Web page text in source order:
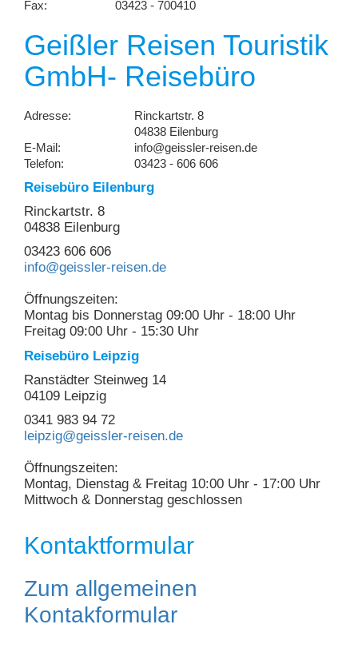
Fax:
03423 - 700410
Geißler Reisen Touristik
GmbH- Reisebüro
Adresse:
Rinckartstr. 8
04838 Eilenburg
E-Mail:
info@geissler-reisen.de
Telefon:
03423 - 606 606
Reisebüro Eilenburg
Rinckartstr. 8
04838 Eilenburg
03423 606 606
info@geissler-reisen.de
Öffnungszeiten:
Montag bis Donnerstag 09:00 Uhr - 18:00 Uhr
Freitag 09:00 Uhr - 15:30 Uhr
Reisebüro Leipzig
Ranstädter Steinweg 14
04109 Leipzig
0341 983 94 72
leipzig@geissler-reisen.de
Öffnungszeiten:
Montag, Dienstag & Freitag 10:00 Uhr - 17:00 Uhr
Mittwoch & Donnerstag geschlossen
Kontaktformular
Zum allgemeinen
Kontakformular